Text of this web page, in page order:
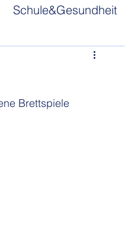
Schule&Gesundheit
Brettspiele